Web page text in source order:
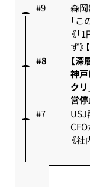
森岡
「
《
ず》
【
神
ク
営停
USJ
《